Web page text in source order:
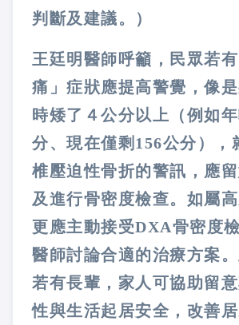
判斷及建議。）
王廷明醫師呼籲，民眾若有
痛」症狀應提高警覺，像
時矮了４公分以上（例如
分、現在僅剩156公分），
椎壓迫性骨折的警訊，應
及進行骨密度檢查。如屬高
更應主動接受DXA骨密度
醫師討論合適的治療方案
若有長輩，家人可協助留
性與生活起居安全，改善